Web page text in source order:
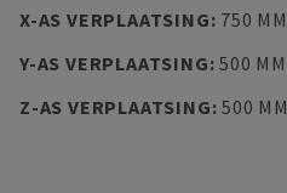
X-AS VERPLAATSING: 750 MM
Y-AS VERPLAATSING:500 MM
Z-AS VERPLAATSING:500 MM